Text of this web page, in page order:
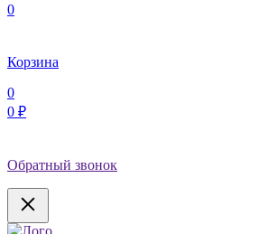
0
Корзина
0
0 ₽
Обратный звонок